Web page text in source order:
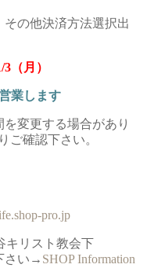
の他決済方法選択出
（月）
業します
変更する場合があり
ご確認下さい。
pro.jp
キリスト教会下
さい→ SHOP Information